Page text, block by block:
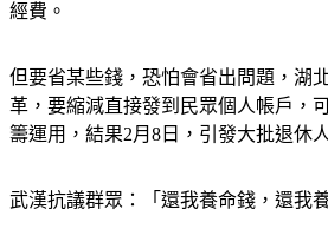
另一方面，為了補足缺口，近年大陸
但要省某些錢，恐怕會省出問題，湖
革，要縮減直接發到民眾個人帳戶，